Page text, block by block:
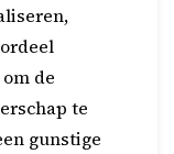
de
te
gunstige